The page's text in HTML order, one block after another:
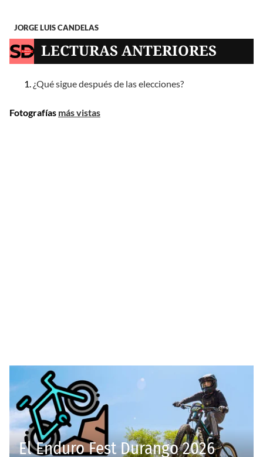
JORGE LUIS CANDELAS
LECTURAS ANTERIORES
¿Qué sigue después de las elecciones?
Fotografías más vistas